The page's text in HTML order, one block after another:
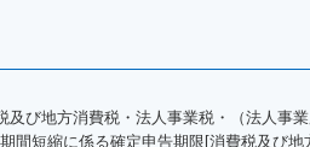
び地方消費税・法人事業税・（法人事
間短縮に係る確定申告期限[消費税及び地